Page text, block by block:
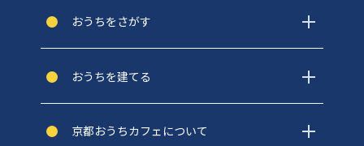
おうちをさがす
おうちを建てる
京都おうちカフェについて